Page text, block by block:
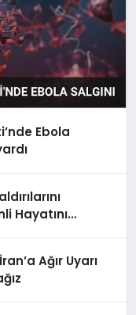
Ebola
Hayatını
Ağır Uyarı